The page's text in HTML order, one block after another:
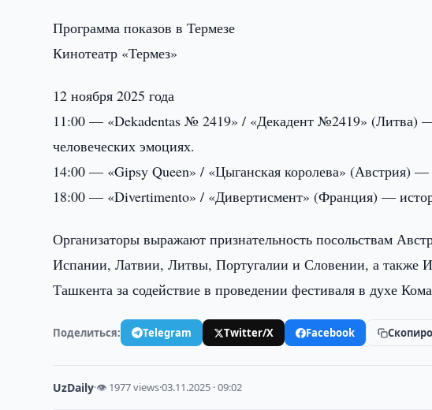
Программа показов в Термезе
Кинотеатр «Термез»
12 ноября 2025 года
11:00 — «Dekadentas № 2419» / «Декадент №2419» (Литва)
человеческих эмоциях.
14:00 — «Gipsy Queen» / «Цыганская королева» (Австрия) —
18:00 — «Divertimento» / «Дивертисмент» (Франция) —
Организаторы выражают признательность посольствам
Испании, Латвии, Литвы, Португалии и Словении, а также
Ташкента за содействие в проведении фестиваля в духе
Поделиться: Telegram Twitter/X Facebook
UzDaily·👁 1977 views·03.11.2025 · 09:02